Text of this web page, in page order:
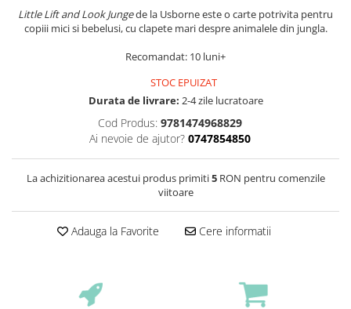
Little Lift and Look Jungede la Usborne este o carte potrivita pentru
copiii mici si bebelusi, cu clapete mari despre animalele din jungla.
Recomandat: 10 luni+
STOC EPUIZAT
Durata de livrare: 2-4 zile lucratoare
Cod Produs: 9781474968829
Ai nevoie de ajutor? 0747854850
La achizitionarea acestui produs primiti5RON pentru comenzile
viitoare
Adauga la Favorite Cere informatii